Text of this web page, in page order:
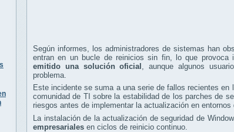
Según informes, los administradores de sistemas han
entran en un bucle de reinicios sin fin, lo que provoca
emitido una solución oficial
, aunque algunos
problema.
Este incidente se suma a una serie de fallos recientes
comunidad de TI sobre la estabilidad de los parches de
riesgos antes de implementar la actualización en entornos
La instalación de la actualización de seguridad de
empresariales en ciclos de reinicio continuo.